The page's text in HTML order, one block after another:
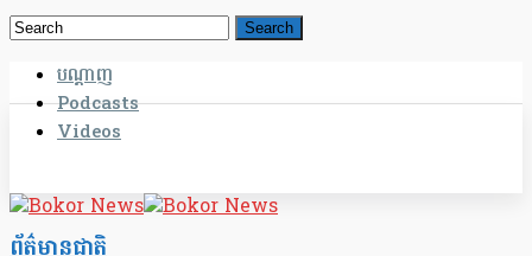
បណ្តាញ
Podcasts
Videos
ព័ត៌មានជាតិ